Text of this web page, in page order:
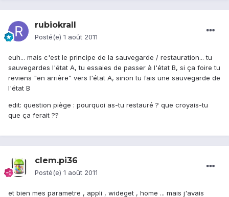
rubiokrall
Posté(e) 1 août 2011
euh... mais c'est le principe de la sauvegarde / restauration... tu
sauvegardes l'état A, tu essaies de passer à l'état B, si ça foire tu
reviens "en arrière" vers l'état A, sinon tu fais une sauvegarde de
l'état B
edit: question piège : pourquoi as-tu restauré ? que croyais-tu
que ça ferait ??
clem.pi36
Posté(e) 1 août 2011
et bien mes parametre , appli , wideget , home ... mais j'avais